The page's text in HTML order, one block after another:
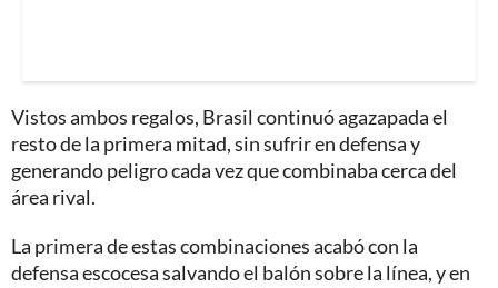
Vistos ambos regalos, Brasil continuó agazapada el
resto de la primera mitad, sin sufrir en defensa y
generando peligro cada vez que combinaba cerca del
área rival.
La primera de estas combinaciones acabó con la
defensa escocesa salvando el balón sobre la línea, y en